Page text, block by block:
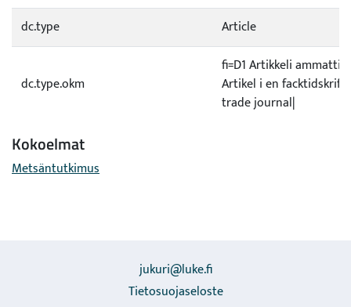
dc.type
Article
dc.type.okm
fi=D1 Artikkeli
Artikel i en
trade journal|
Kokoelmat
Metsäntutkimus
jukuri@luke.fi
Tietosuojaseloste